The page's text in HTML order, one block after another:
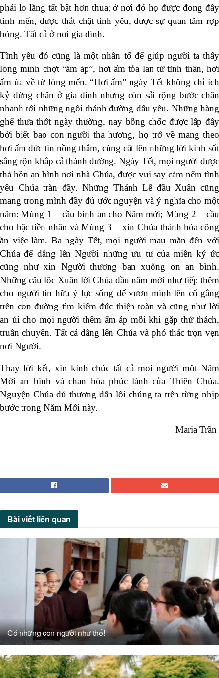
phải lo lắng tất bật hơn thua; ở nơi đó họ được đong đầy
tình mến, được thắt chặt tình yêu, được sự quan tâm rợp
bóng. Tất cả ở nơi gia đình.
Tình yêu đó cũng là một nhân tố để giúp người ta thấy
lòng mình chợt “ám áp”, hơi ấm tỏa lan từ tình thân, hơi
ấm ùa về từ lòng mến. “Hơi ấm” ngày Tết không chỉ ích
kỷ dừng chân ở gia đình nhưng còn sải rộng bước chân
nhanh tới những ngôi thánh đường dấu yêu. Những hàng
ghế thưa thớt ngày thường, nay bỗng chốc được lấp đầy
bởi biết bao con người tha hương, họ trở về mang theo
hơi ấm đức tin nồng thắm, cùng cất lên những lời kinh sốt
sắng rộn khắp cả thánh đường. Ngày Tết, mọi người được
thả hồn an bình nơi nhà Chúa, được vui say cảm nếm tình
yêu Chúa tràn đầy. Những Thánh Lễ đầu Xuân cũng
mang trong mình đầy đủ ước nguyện và ý nghĩa cho một
năm: Mùng 1 – cầu bình an cho Năm mới; Mùng 2 – cầu
cho bậc tiền nhân và Mùng 3 – xin Chúa thánh hóa công
ăn việc làm. Ba ngày Tết, mọi người mau mắn đến với
Chúa để dâng lên Người những ưu tư của miền ký ức
cũng như xin Người thương ban xuống ơn an bình.
Những câu lộc Xuân lời Chúa đầu năm mới như tiếp thêm
cho người tín hữu ý lực sống để vươn mình lên cố gắng
trên con đường tìm kiếm đức thiện toàn và cũng như lời
an ủi cho mọi người thêm ấm áp mỗi khi gặp thử thách,
truân chuyên. Tất cả dâng lên Chúa và phó thác trọn vẹn
nơi Người.
Thay lời kết, xin kính chúc tất cả mọi người một Năm
Mới an bình và chan hòa phúc lành của Thiên Chúa.
Nguyện Chúa dủ thương dẫn lối chúng ta trên từng nhịp
bước trong Năm Mới này.
Maria Trần
Bài viết liên quan
Có những con người như thế!